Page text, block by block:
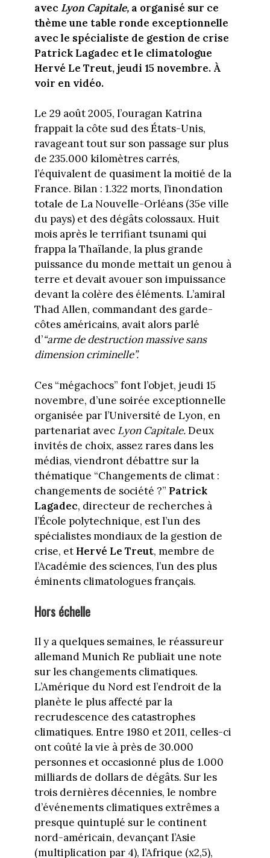
avec Lyon Capitale, a organisé sur ce
thème une table ronde exceptionnelle
avec le spécialiste de gestion de crise
Patrick Lagadec et le climatologue
Hervé Le Treut, jeudi 15 novembre. À
voir en vidéo.
Le 29 août 2005, l’ouragan Katrina
frappait la côte sud des États-Unis,
ravageant tout sur son passage sur plus
de 235.000 kilomètres carrés,
l’équivalent de quasiment la moitié de la
France. Bilan : 1.322 morts, l’inondation
totale de La Nouvelle-Orléans (35e ville
du pays) et des dégâts colossaux. Huit
mois après le terrifiant tsunami qui
frappa la Thaïlande, la plus grande
puissance du monde mettait un genou à
terre et devait avouer son impuissance
devant la colère des éléments. L’amiral
Thad Allen, commandant des garde-
côtes américains, avait alors parlé
d’“arme de destruction massive sans
dimension criminelle”.
Ces “mégachocs” font l’objet, jeudi 15
novembre, d’une soirée exceptionnelle
organisée par l’Université de Lyon, en
partenariat avec Lyon Capitale.Deux
invités de choix, assez rares dans les
médias, viendront débattre sur la
thématique “Changements de climat :
changements de société ?” Patrick
Lagadec, directeur de recherches à
l’École polytechnique, est l’un des
spécialistes mondiaux de la gestion de
crise, et Hervé Le Treut, membre de
l’Académie des sciences, l’un des plus
éminents climatologues français.
Hors échelle
Il y a quelques semaines, le réassureur
allemand Munich Re publiait une note
sur les changements climatiques.
L’Amérique du Nord est l’endroit de la
planète le plus affecté par la
recrudescence des catastrophes
climatiques. Entre 1980 et 2011, celles-ci
ont coûté la vie à près de 30.000
personnes et occasionné plus de 1.000
milliards de dollars de dégâts. Sur les
trois dernières décennies, le nombre
d’événements climatiques extrêmes a
presque quintuplé sur le continent
nord-américain, devançant l’Asie
(multiplication par 4), l’Afrique (x2,5),